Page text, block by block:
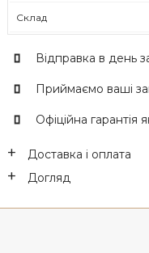
Склад
Відправка в день
Приймаємо ваші
Офіційна гарантія
Доставка і оплата
Догляд